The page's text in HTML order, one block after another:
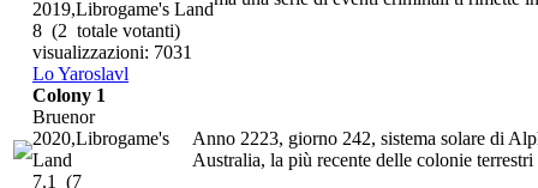
2019,Librogame's Land
8 (2 totale votanti)
visualizzazioni: 7031
Lo Yaroslavl
Anno 2223, giorno 242, sistema solare di
Australia, la più recente delle colonie
Colony 1
Bruenor
2020,Librogame's
Land
7.1
(7